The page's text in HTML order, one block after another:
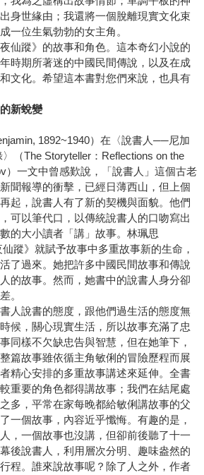
身世緣由；我還將一個脫離現實文化束
一位生氣勃勃的女主角。
仙蹤》的故事和角色。這本奇幻小說的
時期所著迷的中國民間傳說，以及在成
文化。希望這本書對您們來說，也具有
新蛻變
1892~1940）在〈說書人──尼加
（The Storyteller：Reflections on the
）一文中曾感歎說，「說書人」這個古老
聞報導的衝擊，已經日薄西山，但上個
起，說書人有了新的契機與面貌。他們
可以筆代口，以傳統說書人的口吻寫出
的大小讀者「講」故事。林珮思
仙蹤》就賦予故事中多重故事新的生命，
了過來。她把許多中國民間故事和傳說
的故事。然而，她書中的說書人身分卻
。
人說書的態度，跟他們過生活的態度無
候，關心現實生活，所以故事充滿了忠
同樣不欠缺忠告與智慧，但在她筆下，
篇故事雖依循主角敏俐的冒險歷程而展
精心安排的多重故事講述來延伸。全書
重要的角色都得講故事；我們在結尾處
多，平常在家每晚都給敏俐講故事的父
一個故事，內容近乎懺悔。有趣的是，
，一個故事也沒講，但卻前後聽了十一
後說書人，利用層次分明、趣味盎然的
程。誰來說故事呢？除了人之外，作者